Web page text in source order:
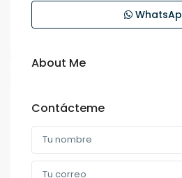
About Me
Contácteme